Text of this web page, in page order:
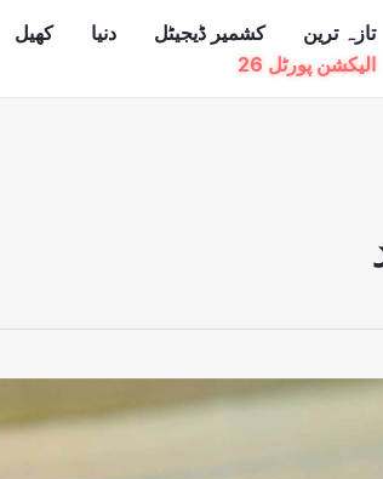
تازہ ترین کشمیر ڈیجیٹل دنیا کھیل
الیکشن پورٹل 26